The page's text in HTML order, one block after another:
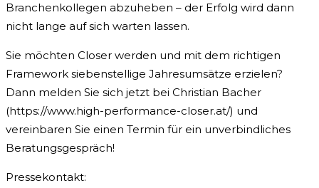
Branchenkollegen abzuheben – der Erfolg wird dann
nicht lange auf sich warten lassen.
Sie möchten Closer werden und mit dem richtigen
Framework siebenstellige Jahresumsätze erzielen?
Dann melden Sie sich jetzt bei Christian Bacher
(https://www.high-performance-closer.at/) und
vereinbaren Sie einen Termin für ein unverbindliches
Beratungsgespräch!
Pressekontakt: